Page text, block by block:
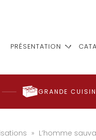
PRÉSENTATION
GRANDE
» L’homme